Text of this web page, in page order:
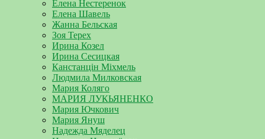
Елена Нестеренок
Елена Шавель
Жанна Бельская
Зоя Терех
Ирина Козел
Ирина Сесицкая
Канстанцін Міхмель
Людмила Милковская
Мария Коляго
МАРИЯ ЛУКЬЯНЕНКО
Мария Ючкович
Мария Януш
Надежда Мяделец